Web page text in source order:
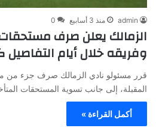
admin منذ 3 أسابيع 0
الزمالك يعلن صرف
وفريقه خلال أيام التفاصيل
قرر مسئولو نادي الزمالك صرف جزء من
المقبلة، إلى جانب تسوية المستحقات
أكمل القراءة »